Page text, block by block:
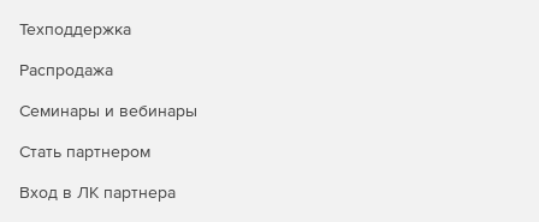
Техподдержка
Распродажа
Семинары и вебинары
Стать партнером
Вход в ЛК партнера